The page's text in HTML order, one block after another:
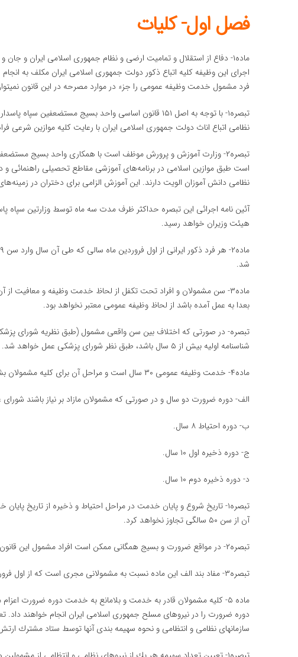
فصل اول- كلیات
ماده۱- دفاع از استقلال و تمامیت ارضی و نظام جمهوری اسلامی ایران و
اجرای این وظیفه كلیه اتباع ذكور دولت جمهوری اسلامی ایران مكلف به
فرد مشمول خدمت وظیفه عمومی را جزء در موارد مصرحه در این قانون
تبصره۱- با توجه به اصل ۱۵۱ قانون اساسی واحد بسیج
نظامی اتباع اناث دولت جمهوری اسلامی ایران با رعایت كلیه موازین شرعی
تبصره۲- وزارت آموزش و پرورش موظف است با همكاری واحد بسیج
است طبق موازین اسلامی در برنامه‌های آموزشی مقاطع تحصیلی راهنمائی و
نظامی دانش آموزان الویت دارند. این آموزش الزامی برای دختران در
آئین نامه اجرائی این تبصره حداكثر ظرف مدت سه ماه توسط وزارتین سپاه
هیئت وزیران خواهد رسید.
شد.
ماده۳- سن مشمولان و افراد تحت تكفل از لحاظ خدمت وظیفه و معافیت
بعدا به عمل آمده باشد از لحاظ وظیفه عمومی معتبر نخواهد بود.
شناسنامه اولیه بیش از ۵ سال باشد، طبق نظر شورای پزشكی عمل خواهد شد.
ماده۴- خدمت وظیفه عمومی ۳۰ سال است و مراحل آن برای كلیه مشمولان بشرح زیر است:
الف- دوره ضرورت دو سال و در صورتی كه مشمولان مازاد بر نیاز باشند شورای عالی دفاع
ب- دوره احتیاط ۸ سال.
ج- دوره ذخیره اول ۱۰ سال.
د- دوره ذخیره دوم ۱۰ سال.
تبصره۱- تاریخ شروع و پایان خدمت در مراحل احتیاط و ذخیره از تاریخ
آن از سن ۵۰ سالگی تجاوز نخواهد كرد.
تبصره۲- در مواقع ضرورت و بسیج همگانی ممكن است افراد مشمول این قانون تا سن شصت سالگی نیز احضار شوند.
تبصره۳- مفاد بند الف این ماده نسبت به مشمولانی مجری است كه از اول فروردین ماه سال ۱۳۶۳ به خدمت اعزام شوند.
ماده ۵- كلیه مشمولان قادر به خدمت و بلامانع به خدمت دوره ضرورت
دوره ضرورت را در نیروهای مسلح جمهوری اسلامی ایران انجام خواهند داد.
سازمانهای نظامی و انتظامی و نحوه سهیمه بندی آنها توسط ستاد مشترك